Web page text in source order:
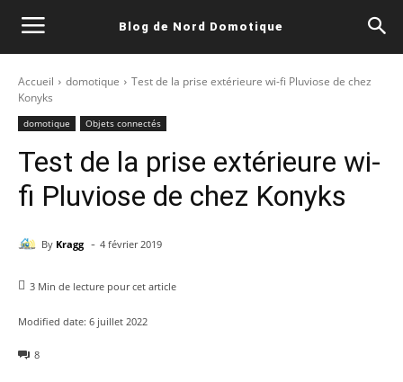
Blog de Nord Domotique
Accueil domotique
Test de la prise extérieure wi-fi Pluviose de chez
Konyks
domotique Objets connectés
Test de la prise extérieure wi-
fi Pluviose de chez Konyks
By Kragg - 4 février 2019
3 Min de lecture pour cet article
Modified date: 6 juillet 2022
8